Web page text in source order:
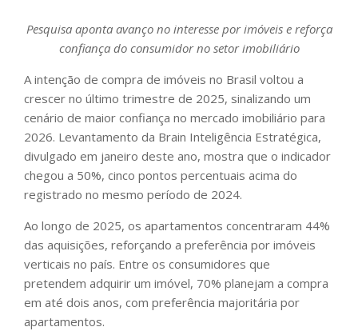
Pesquisa aponta avanço no interesse por imóveis e reforça
confiança do consumidor no setor imobiliário
A intenção de compra de imóveis no Brasil voltou a
crescer no último trimestre de 2025, sinalizando um
cenário de maior confiança no mercado imobiliário para
2026. Levantamento da Brain Inteligência Estratégica,
divulgado em janeiro deste ano, mostra que o indicador
chegou a 50%, cinco pontos percentuais acima do
registrado no mesmo período de 2024.
Ao longo de 2025, os apartamentos concentraram 44%
das aquisições, reforçando a preferência por imóveis
verticais no país. Entre os consumidores que
pretendem adquirir um imóvel, 70% planejam a compra
em até dois anos, com preferência majoritária por
apartamentos.